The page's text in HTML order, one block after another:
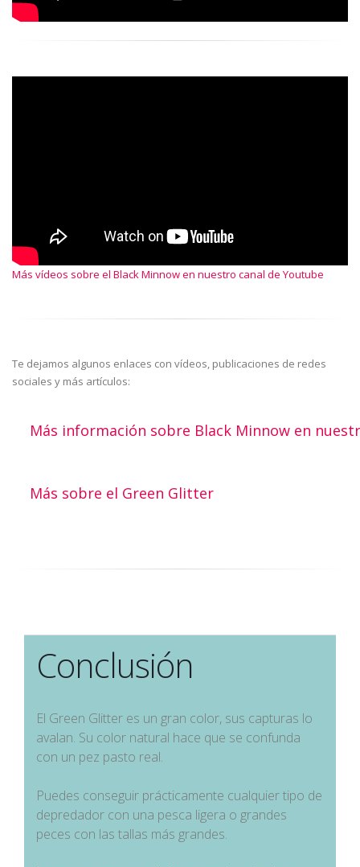
Más vídeos sobre el Black Minnow en nuestro canal de Youtube
Te dejamos algunos enlaces con vídeos, publicaciones de redes
sociales y más artículos:
Más información sobre Black Minnow en
Más sobre el Green Glitter
Conclusión
El Green Glitter es un gran color, sus capturas lo
avalan. Su color natural hace que se confunda
con un pez pasto real.
Puedes conseguir prácticamente cualquier tipo de
depredador con una pesca ligera o grandes
peces con las tallas más grandes.